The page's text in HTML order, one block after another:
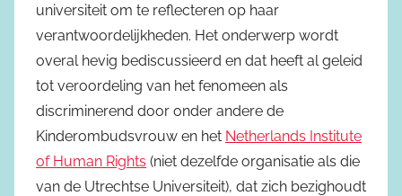
universiteit om te reflecteren op haar
verantwoordelijkheden. Het onderwerp wordt
overal hevig bediscussieerd en dat heeft al geleid
tot veroordeling van het fenomeen als
discriminerend door onder andere de
Kinderombudsvrouw en het Netherlands Institute
of Human Rights (niet dezelfde organisatie als die
van de Utrechtse Universiteit), dat zich bezighoudt